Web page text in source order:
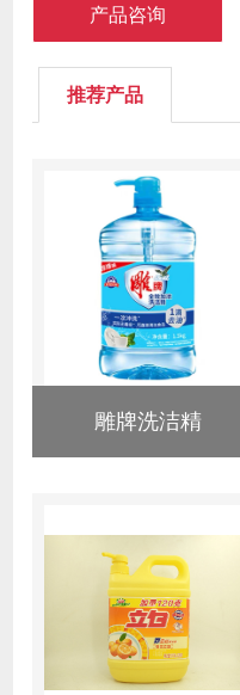
产品咨询
推荐产品
雕牌洗洁精